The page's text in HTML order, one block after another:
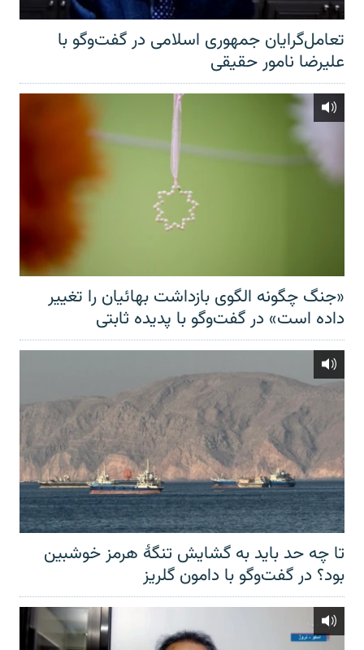
تعامل‌گرایان جمهوری اسلامی در گفت‌وگو با
علیرضا نامور حقیقی
«جنگ چگونه الگوی بازداشت بهائیان را تغییر
داده است» در گفت‌وگو با پدیده ثابتی
تا چه حد باید به گشایش تنگهٔ هرمز خوشبین
بود؟ در گفت‌وگو با دامون گلریز